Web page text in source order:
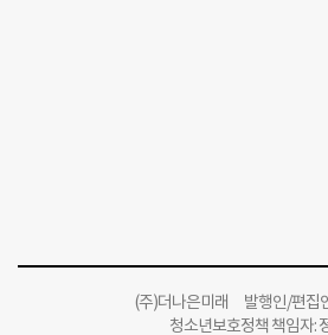
(주)더나은미래 발행인/편집
청소년보호정책 책임자: